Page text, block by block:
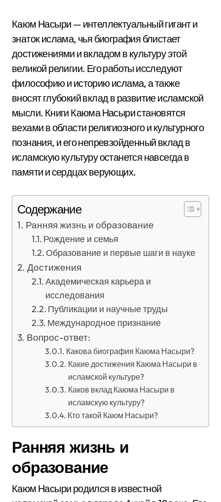
Каюм Насыри — интеллектуальный гигант и
знаток ислама, чья биография блистает
достижениями и вкладом в культуру этой
великой религии. Его работы исследуют
философию и историю ислама, а также
вносят глубокий вклад в развитие исламской
мысли. Книги Каюма Насыри становятся
вехами в области религиозного и культурного
познания, и его непревзойденный вклад в
исламскую культуру останется навсегда в
памяти и сердцах верующих.
Содержание
Ранняя жизнь и образование
Рождение и семья
Образование и первые шаги в науке
Достижения
Академическая карьера и
исследования
Публикации и научные труды
Международное признание
Вопрос-ответ:
Какова биография Каюма Насыри?
Какие достижения Каюма Насыри в
исламской культуре?
Каков вклад Каюма Насыри в
исламскую культуру?
Кто такой Каюм Насыри?
Ранняя жизнь и
образование
Каюм Насыри родился в известной